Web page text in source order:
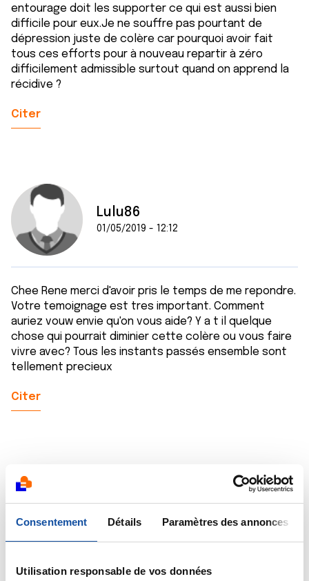
Consentement Détails Paramètres des annonces
Utilisation responsable de vos données
entourage doit les supporter ce qui est aussi bien
difficile pour eux.Je ne souffre pas pourtant de
dépression juste de colère car pourquoi avoir fait
tous ces efforts pour à nouveau repartir à zéro
difficilement admissible surtout quand on apprend la
récidive ?
Citer
Lulu86
01/05/2019 - 12:12
Chee Rene merci d'avoir pris le temps de me repondre.
Votre temoignage est tres important. Comment
auriez vouw envie qu'on vous aide? Y a t il quelque
chose qui pourrait diminier cette colère ou vous faire
vivre avec? Tous les instants passés ensemble sont
tellement precieux
Citer
Bonjour Lucie!